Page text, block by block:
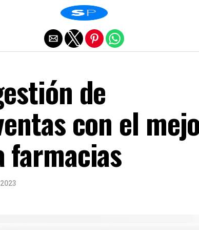
de
con el
farmacias
Salir de la versión móvil